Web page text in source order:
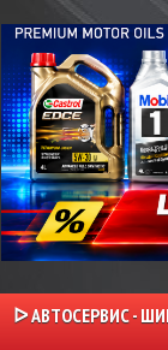
ᐅ АВТОСЕРВИС -